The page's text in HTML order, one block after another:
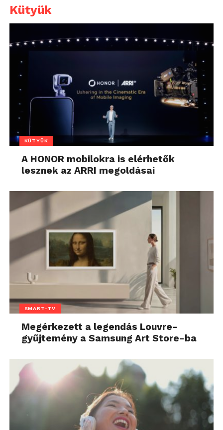
Kütyük
KÜTYÜK
A HONOR mobilokra is elérhetők
lesznek az ARRI megoldásai
SMART-TV
Megérkezett a legendás Louvre-
gyűjtemény a Samsung Art Store-ba